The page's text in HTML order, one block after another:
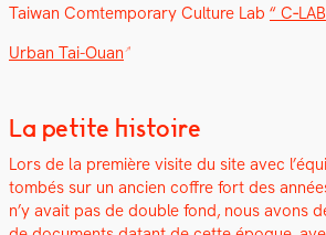
Tai­wan Comtem­po­rary Cul­ture Lab “ C‑LAB
Urban Tai-Ouan
La petite histoire
Lors de la pre­mière vis­ite du site avec
tombés sur un ancien cof­fre fort des
n’y avait pas de dou­ble fond, nous avons